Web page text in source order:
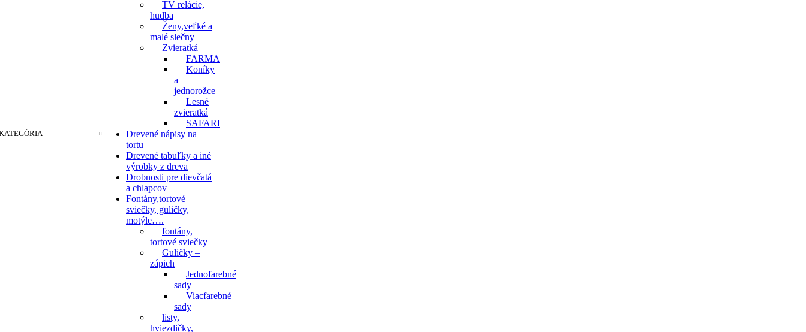
TV relácie,
hudba
Ženy,veľké a
malé slečny
Zvieratká
FARMA
Koníky
a
jednorožce
Lesné
zvieratká
SAFARI
Drevené nápisy na
tortu
Drevené tabuľky a iné
výrobky z dreva
Drobnosti pre dievčatá
a chlapcov
Fontány,tortové
sviečky, guličky,
motýle….
fontány,
tortové sviečky
Guličky –
zápich
Jednofarebné
sady
Viacfarebné
sady
listy,
hviezdičky,